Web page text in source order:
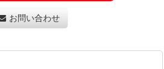
お問い合わせ